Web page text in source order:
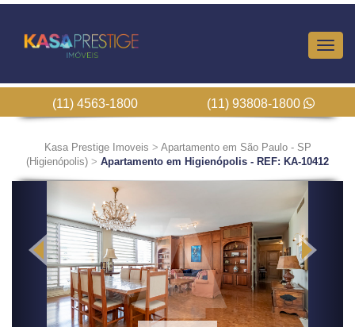
(11) 4563-1800 (11) 93808-1800
Kasa Prestige Imoveis > Apartamento em São Paulo - SP
(Higienópolis) > Apartamento em Higienópolis - REF: KA-10412